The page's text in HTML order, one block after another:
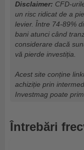
Disclaimer: CFD-
un risc ridicat de a
levier. Între 74-89%
bani atunci când
considerare dacă
vă pierde investiția.
Acest site conține
achiziție prin
Investmag poate
Întrebări